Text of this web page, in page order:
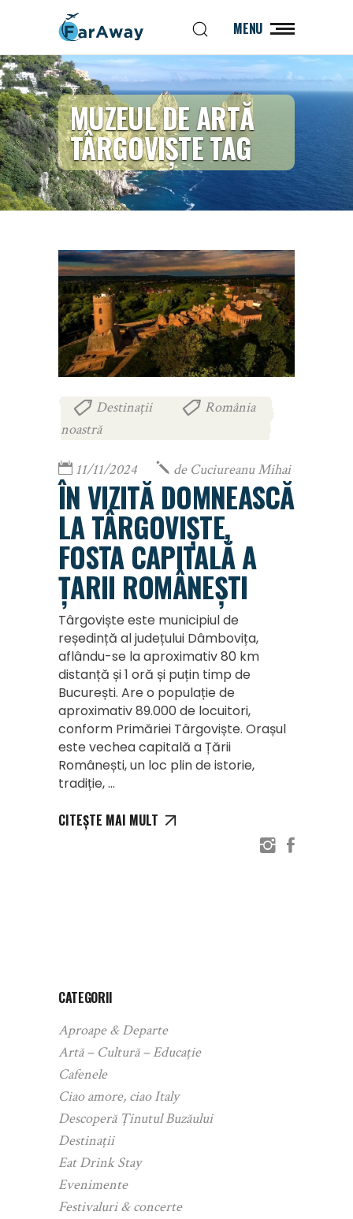
MENU
MUZEUL DE ARTĂ
TÂRGOVIȘTE TAG
Destinații
România
noastră
11/11/2024 de Cuciureanu Mihai
ÎN VIZITĂ DOMNEASCĂ
LA TÂRGOVIȘTE,
FOSTA CAPITALĂ A
ȚARII ROMÂNEȘTI
Târgoviște este municipiul de
reședință al județului Dâmbovița,
aflându-se la aproximativ 80 km
distanță și 1 oră și puțin timp de
București. Are o populație de
aproximativ 89.000 de locuitori,
conform Primăriei Târgoviște. Orașul
este vechea capitală a Țării
Românești, un loc plin de istorie,
tradiție,
CITEȘTE MAI MULT
CATEGORII
Aproape & Departe
Artă – Cultură – Educație
Cafenele
Ciao amore, ciao Italy
Descoperă Ținutul Buzăului
Destinații
Eat Drink Stay
Evenimente
Festivaluri & concerte